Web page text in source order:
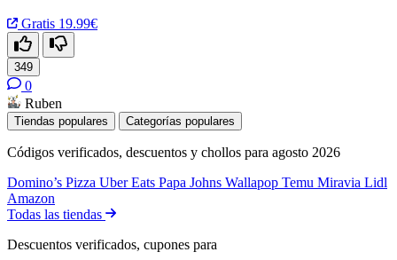
Gratis 19.99€
349
0
Ruben
Tiendas populares Categorías populares
Códigos verificados, descuentos y chollos para agosto 2026
Domino’s Pizza Uber Eats Papa Johns Wallapop Temu Miravia Lidl
Amazon
Todas las tiendas
Descuentos verificados, cupones para